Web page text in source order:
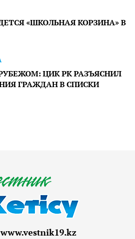
«ШКОЛЬНАЯ КОРЗИНА» В
ЦИК РК РАЗЪЯСНИЛ
ГРАЖДАН В СПИСКИ